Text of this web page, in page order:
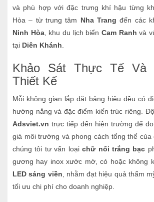
và phù hợp với đặc trưng khí hậu từng
Hòa – từ trung tâm Nha Trang đến các
Ninh Hòa, khu du lịch biểnCam Ranh và
tại Diên Khánh
Khảo Sát Thực Tế Và
Thiết Kế
Mỗi không gian lắp đặt bảng hiệu đều có
hướng nắng và đặc điểm kiến trúc riêng.
Adsviet.vn trực tiếp đến hiện trường để
giá môi trường và phong cách tổng thể của
chúng tôi tư vấn loạichữ nổi trắng bạc
gương hay inox xước mờ, có hoặc không
LED sáng viền , nhằm đạt hiệu quả thẩm
tối ưu chi phí cho doanh nghiệp.